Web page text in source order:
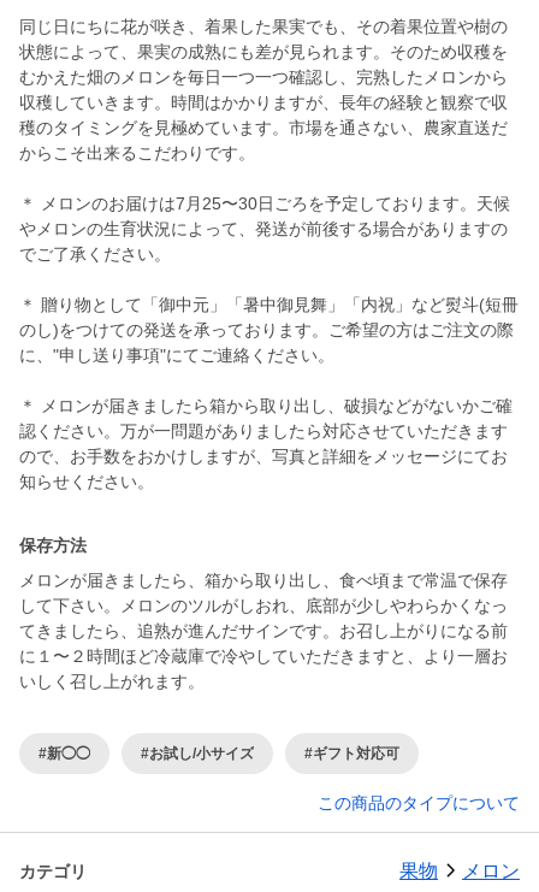
同じ日にちに花が咲き、着果した果実でも、その着果位置や樹の
状態によって、果実の成熟にも差が見られます。そのため収穫を
むかえた畑のメロンを毎日一つ一つ確認し、完熟したメロンから
収穫していきます。時間はかかりますが、長年の経験と観察で収
穫のタイミングを見極めています。市場を通さない、農家直送だ
からこそ出来るこだわりです。
＊ メロンのお届けは7月25〜30日ごろを予定しております。天候
やメロンの生育状況によって、発送が前後する場合がありますの
でご了承ください。
＊ 贈り物として「御中元」「暑中御見舞」「内祝」など熨斗(短冊
のし)をつけての発送を承っております。ご希望の方はご注文の際
に、"申し送り事項"にてご連絡ください。
＊ メロンが届きましたら箱から取り出し、破損などがないかご確
認ください。万が一問題がありましたら対応させていただきます
ので、お手数をおかけしますが、写真と詳細をメッセージにてお
知らせください。
保存方法
メロンが届きましたら、箱から取り出し、食べ頃まで常温で保存
して下さい。メロンのツルがしおれ、底部が少しやわらかくなっ
てきましたら、追熟が進んだサインです。お召し上がりになる前
に１〜２時間ほど冷蔵庫で冷やしていただきますと、より一層お
いしく召し上がれます。
#新◯◯ #お試し/小サイズ #ギフト対応可
この商品のタイプについて
カテゴリ 果物 メロン